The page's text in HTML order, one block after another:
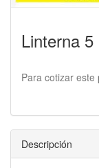
Linterna
Para cotizar
Descripción